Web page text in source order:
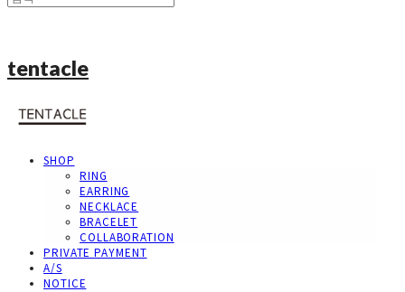
tentacle
SHOP
RING
EARRING
NECKLACE
BRACELET
COLLABORATION
PRIVATE PAYMENT
A/S
NOTICE